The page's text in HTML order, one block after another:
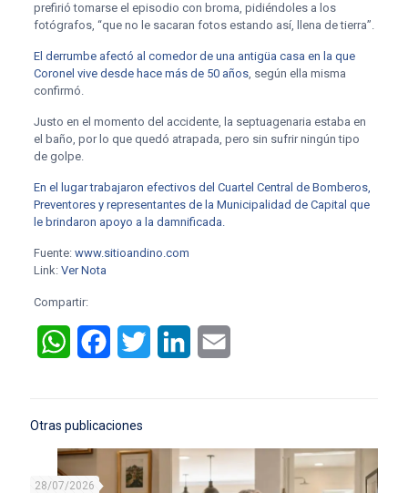
prefirió tomarse el episodio con broma, pidiéndoles a los
fotógrafos, “que no le sacaran fotos estando así, llena de tierra”.
El derrumbe afectó al comedor de una antigüa casa en la que
Coronel vive desde hace más de 50 años, según ella misma
confirmó.
Justo en el momento del accidente, la septuagenaria estaba en
el baño, por lo que quedó atrapada, pero sin sufrir ningún tipo
de golpe.
En el lugar trabajaron efectivos del Cuartel Central de Bomberos,
Preventores y representantes de la Municipalidad de Capital que
le brindaron apoyo a la damnificada.
Fuente: www.sitioandino.com
Link: Ver Nota
Compartir:
WhatsAppFacebookTwitter LinkedIn
Otras publicaciones
28/07/2026